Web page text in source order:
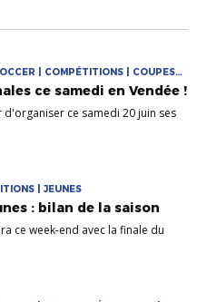
| COMPÉTITIONS | COUPES
ce samedi en Vendée !
d'organiser ce samedi 20 juin ses
| JEUNES
: bilan de la saison
ce week-end avec la finale du